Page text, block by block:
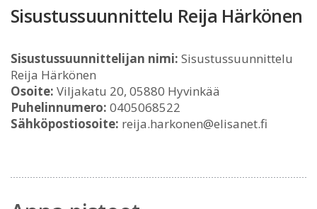
Sisustussuunnittelu Reija Härkönen
Sisustussuunnittelijan nimi: Sisustussuunnittelu
Reija Härkönen
Osoite: Viljakatu 20, 05880 Hyvinkää
Puhelinnumero: 0405068522
Sähköpostiosoite: reija.harkonen@elisanet.fi